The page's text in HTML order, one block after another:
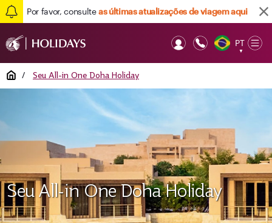
Por favor, consulteas últimas atualizações de viagem aqui
PT
▼
Home / Seu All-in One Doha Holiday
Seu All-in One Doha Holiday